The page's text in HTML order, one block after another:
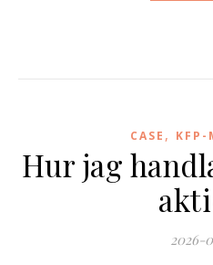
CASE , KFP-
Hur jag
2026-